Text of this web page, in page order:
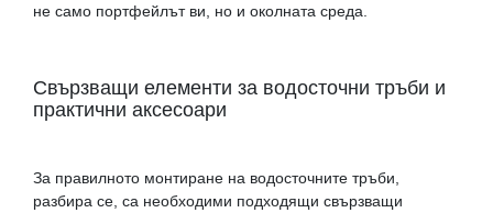
не само портфейлът ви, но и околната среда.
Свързващи елементи за водосточни тръби и
практични аксесоари
За правилното монтиране на водосточните тръби,
разбира се, са необходими подходящи свързващи